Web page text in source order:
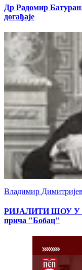
Др Радомир
догађаје
Владимир
РИЈАЛИТИ ШОУ У
прича "Бобац"